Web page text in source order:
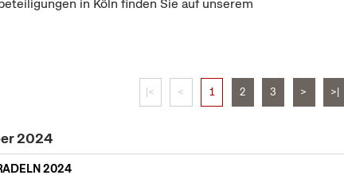
in Köln finden Sie auf unserem
|< < 1 2 3 > >|
2024
2024